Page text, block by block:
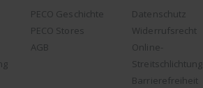
PECO Geschichte
PECO Stores
AGB
Datenschutz
Widerrufsrecht
Online-
Streitschlichtung
Barrierefreiheit